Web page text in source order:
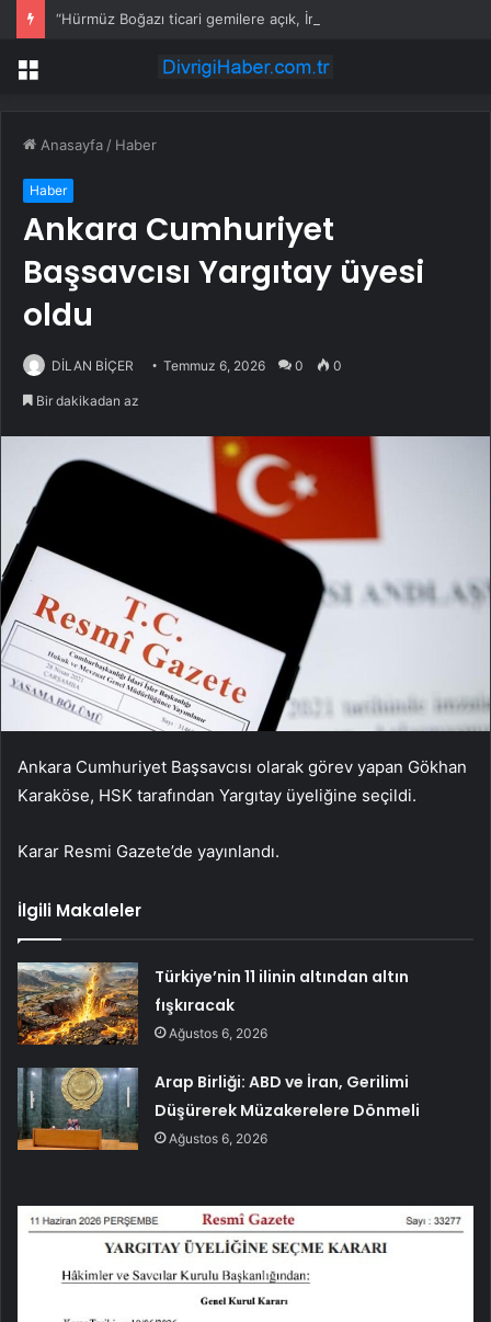
Menü
Anasayfa / Haber
Haber
Ankara Cumhuriyet
Başsavcısı Yargıtay üyesi
oldu
DİLAN BİÇER Temmuz 6, 2026 0 0
Bir dakikadan az
Ankara Cumhuriyet Başsavcısı olarak görev yapan Gökhan
Karaköse, HSK tarafından Yargıtay üyeliğine seçildi.
Karar Resmi Gazete’de yayınlandı.
İlgili Makaleler
Türkiye’nin 11 ilinin altından altın
fışkıracak
Ağustos 6, 2026
Arap Birliği: ABD ve İran, Gerilimi
Düşürerek Müzakerelere Dönmeli
Ağustos 6, 2026